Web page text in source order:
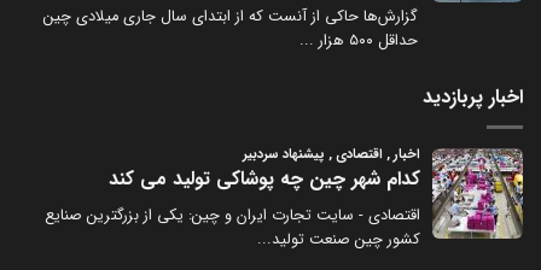
گزارش‌ها حاکی از آنست که از ابتدای سال جاری میلادی چین
حداقل ۵۰۰ هزار
...
اخبار پربازدید